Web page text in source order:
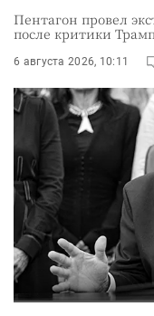
Пентагон провел
после критики
6 августа 2026, 10:11